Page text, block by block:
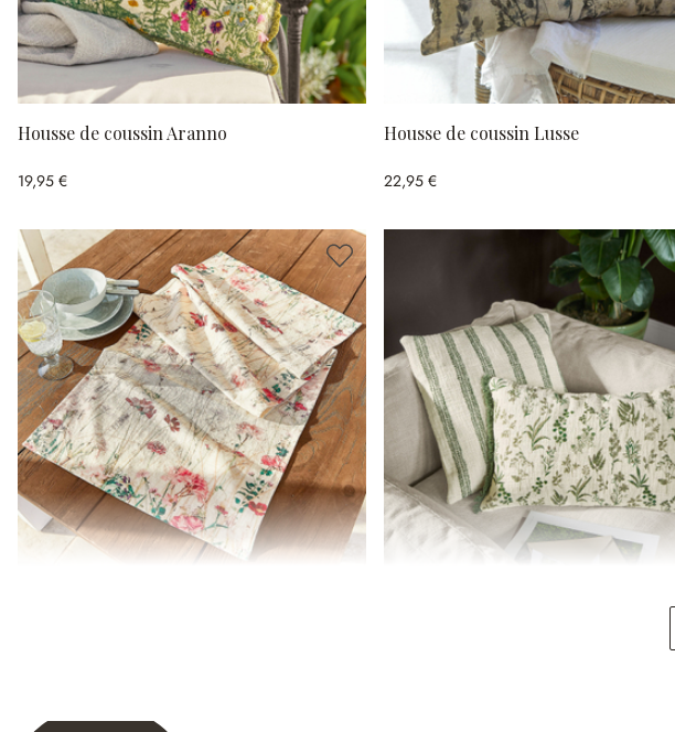
Housse de coussin Aranno
19,95 €
Housse de coussin Lusse
22,95 €
Lot de 2 housses de coussin